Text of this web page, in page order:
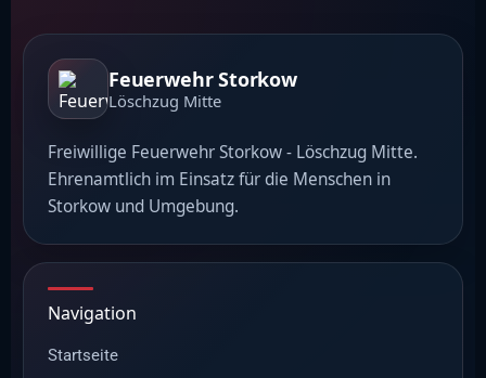
Feuerwehr Storkow
Löschzug Mitte
Freiwillige Feuerwehr Storkow - Löschzug Mitte.
Ehrenamtlich im Einsatz für die Menschen in
Storkow und Umgebung.
Navigation
Startseite